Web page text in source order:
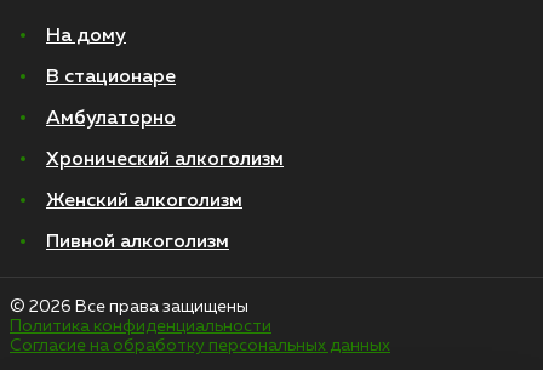
На дому
В стационаре
Амбулаторно
Хронический алкоголизм
Женский алкоголизм
Пивной алкоголизм
© 2026 Все права защищены
Политика конфиденциальности
Согласие на обработку персональных данных